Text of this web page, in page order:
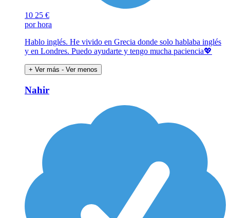
10 25 €
por hora
Hablo inglés. He vivido en Grecia donde solo hablaba inglés
y en Londres. Puedo ayudarte y tengo mucha paciencia💖
+ Ver más - Ver menos
Nahir